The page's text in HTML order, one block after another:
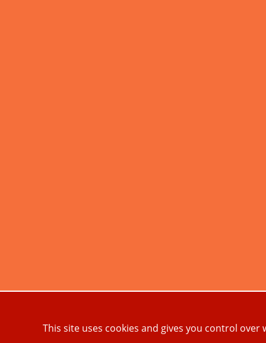
This site uses cookies and gives you control